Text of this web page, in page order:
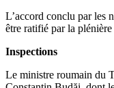
L’accord conclu par les
être ratifié par la
Inspections
Le ministre roumain du